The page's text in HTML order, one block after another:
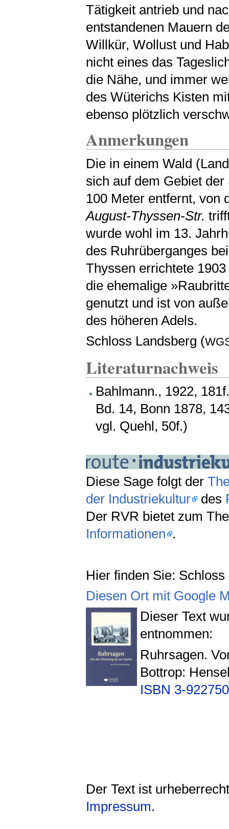
Tätigkeit antrieb und
entstandenen Mauern
Willkür, Wollust und
nicht eines das
die Nähe, und immer
des Wüterichs Kisten
ebenso plötzlich
Anmerkungen
Die in einem Wald
sich auf dem Gebiet
100 Meter entfernt, von
August-Thyssen-Str.
wurde wohl im 13.
des Ruhrüberganges
Thyssen errichtete
die ehemalige
genutzt und ist von
des höheren Adels.
Schloss Landsberg (
Literaturnachweis
Bahlmann., 1922,
Bd. 14, Bonn 1878,
vgl. Quehl, 50f.)
Diese Sage folgt der
der Industriekultur des
Der RVR bietet zum
Informationen .
Hier finden Sie: Schloss
Diesen Ort mit Google
Dieser Text
entnommen:
Ruhrsagen.
Bottrop:
ISBN 3-
Der Text ist
Impressum.